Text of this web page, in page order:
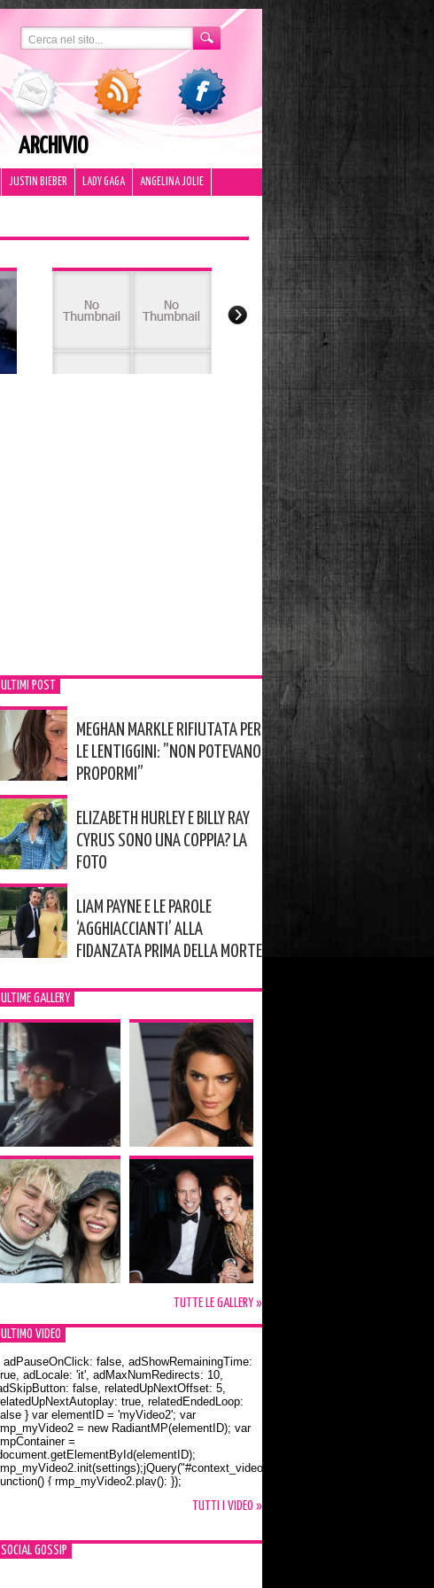
ARCHIVIO
JUSTIN BIEBER LADY GAGA ANGELINA JOLIE
ULTIMI POST
MEGHAN MARKLE RIFIUTATA PER
LE LENTIGGINI: ”NON POTEVANO
PROPORMI”
ELIZABETH HURLEY E BILLY RAY
CYRUS SONO UNA COPPIA? LA
FOTO
LIAM PAYNE E LE PAROLE
‘AGGHIACCIANTI’ ALLA
FIDANZATA PRIMA DELLA MORTE
ULTIME GALLERY
TUTTE LE GALLERY »
ULTIMO VIDEO
Orlando Bloom e la t-shirt dedicata a Flynn
adPauseOnClick: false, adShowRemainingTime:
adLocale: 'it', adMaxNumRedirects: 10,
false, relatedUpNextOffset: 5,
true, relatedEndedLoop:
} var elementID = 'myVideo2'; var
= new RadiantMP(elementID); var
=
{ rmp_myVideo2.play(); });
TUTTI I VIDEO »
SOCIAL GOSSIP